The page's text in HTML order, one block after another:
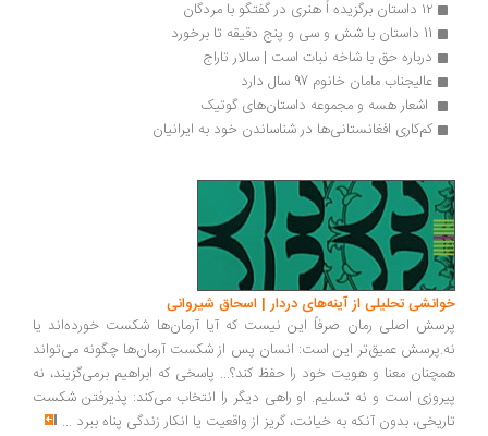
درباره حق با شاخه نبات است | سالار تاراج
عالیجناب مامان خانوم 97 سال دارد
اشعار هسه و مجموعه داستان‌های گوتیک
کم‌کاری افغانستانی‌ها در شناساندن خود به ایرانیان
تحلیلی از آینه‌های دردار | اسحاق شیروانی
اصلی رمان صرفاً این نیست که آیا آرمان‌ها شکست خورده‌اند یا
عمیق‌تر این است: انسان پس از شکست آرمان‌ها چگونه می‌تواند
معنا و هویت خود را حفظ کند؟... پاسخی که ابراهیم برمی‌گزیند، نه
است و نه تسلیم. او راهی دیگر را انتخاب می‌کند: پذیرفتن شکست
بدون آنکه به خیانت، گریز از واقعیت یا انکار زندگی پناه ببرد...